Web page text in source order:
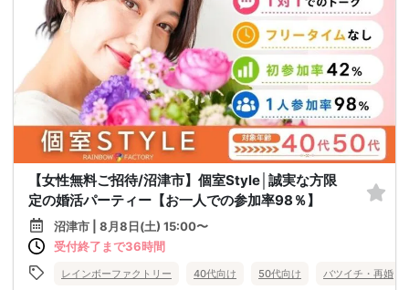
【女性無料ご招待/沼津市】個室Style│誠実な方限
定の婚活パーティー【お一人での参加率98％】
沼津市 | 8月8日(土) 15:00〜
受付終了まで36時間
レインボーファクトリー 40代向け 50代向け バツイチ・再婚